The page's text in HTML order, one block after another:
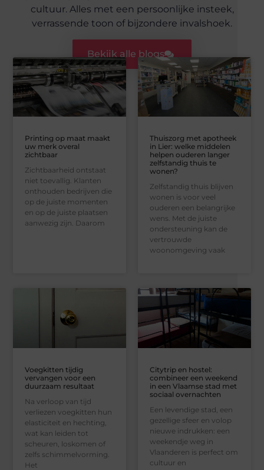
cultuur. Alles met een persoonlijke insteek,
verrassende toon of bijzondere invalshoek.
Bekijk alle blogs
Printing op maat maakt
uw merk overal
zichtbaar
Zichtbaarheid ontstaat
niet toevallig. Klanten
onthouden bedrijven die
op de juiste momenten
en op de juiste plaatsen
aanwezig zijn. Daarom
Thuiszorg met apotheek
in Lier: welke middelen
helpen ouderen langer
zelfstandig thuis te
wonen?
Zelfstandig thuis blijven
wonen is voor veel
ouderen een belangrijke
wens. Met de juiste
ondersteuning kan de
vertrouwde
woonomgeving vaak
Voegkitten tijdig
vervangen voor een
duurzaam resultaat
Na verloop van tijd
verliezen voegkitten hun
elasticiteit en hechting,
wat kan leiden tot
scheuren, loskomen of
zelfs schimmelvorming.
Het
Citytrip en hostel:
combineer een weekend
in een Vlaamse stad met
sociaal overnachten
Een levendige stad, een
gezellige sfeer en volop
nieuwe indrukken: een
weekendje weg in
Vlaanderen is perfect om
cultuur en